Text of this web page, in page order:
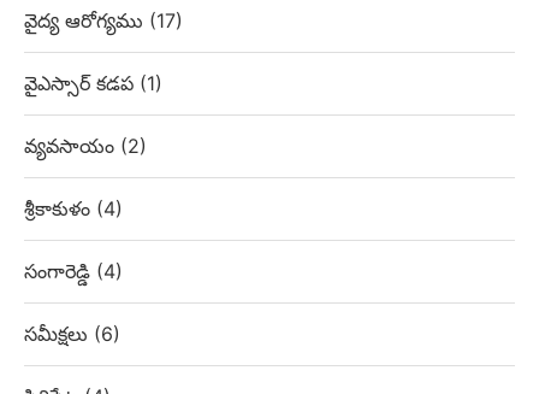
వైద్య ఆరోగ్యము (17)
వైఎస్సార్ కడప (1)
వ్యవసాయం (2)
శ్రీకాకుళం (4)
సంగారెడ్డి (4)
సమీక్షలు (6)